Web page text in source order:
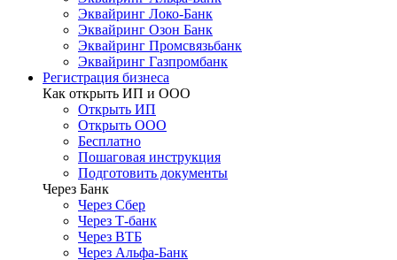
Эквайринг Локо-Банк
Эквайринг Озон Банк
Эквайринг Промсвязьбанк
Эквайринг Газпромбанк
Регистрация бизнеса
Как открыть ИП и ООО
Открыть ИП
Открыть ООО
Бесплатно
Пошаговая инструкция
Подготовить документы
Через Банк
Через Сбер
Через Т-банк
Через ВТБ
Через Альфа-Банк